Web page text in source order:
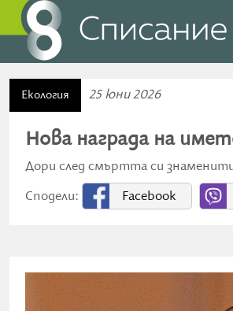
Екология 25 юни 2026
Нова награда на
Дори след смъртта си
Сподели:
Facebook